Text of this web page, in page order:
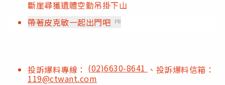
斷崖尋獲遺體空勤吊掛下山
帶著皮克敏一起出門吧 PR
投訴爆料專線： (02)6630-8641 、投訴爆料信箱：
119@ctwant.com